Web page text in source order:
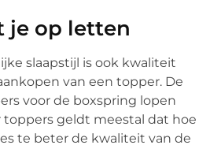
je op letten
slaapstijl is ook kwaliteit
van een topper. De
voor de boxspring lopen
toppers geldt meestal dat hoe
te beter de kwaliteit van de